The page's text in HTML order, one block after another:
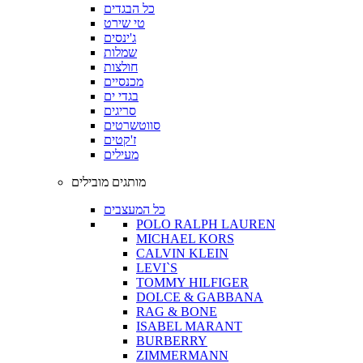
כל הבגדים
טי שירט
ג'ינסים
שמלות
חולצות
מכנסיים
בגדי ים
סריגים
סווטשרטים
ז'קטים
מעילים
מותגים מובילים
כל המעצבים
POLO RALPH LAUREN
MICHAEL KORS
CALVIN KLEIN
LEVI`S
TOMMY HILFIGER
DOLCE & GABBANA
RAG & BONE
ISABEL MARANT
BURBERRY
ZIMMERMANN